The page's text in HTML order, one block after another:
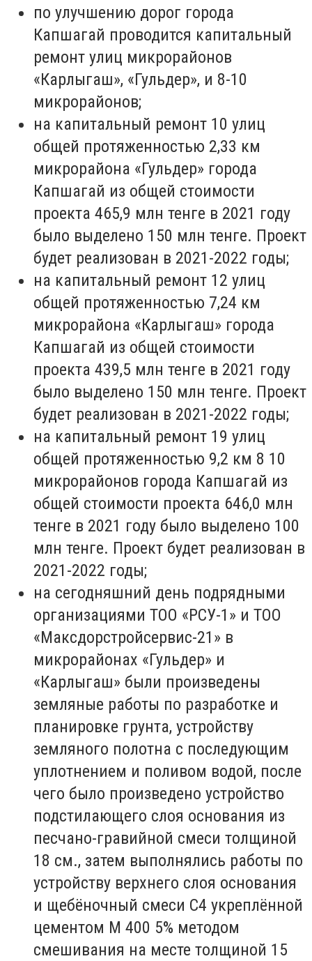
по улучшению дорог города
Капшагай проводится капитальный
ремонт улиц микрорайонов
«Карлыгаш», «Гульдер», и 8-10
микрорайонов;
на капитальный ремонт 10 улиц
общей протяженностью 2,33 км
микрорайона «Гульдер» города
Капшагай из общей стоимости
проекта 465,9 млн тенге в 2021 году
было выделено 150 млн тенге. Проект
будет реализован в 2021-2022 годы;
на капитальный ремонт 12 улиц
общей протяженностью 7,24 км
микрорайона «Карлыгаш» города
Капшагай из общей стоимости
проекта 439,5 млн тенге в 2021 году
было выделено 150 млн тенге. Проект
будет реализован в 2021-2022 годы;
на капитальный ремонт 19 улиц
общей протяженностью 9,2 км 8 10
микрорайонов города Капшагай из
общей стоимости проекта 646,0 млн
тенге в 2021 году было выделено 100
млн тенге. Проект будет реализован в
2021-2022 годы;
на сегодняшний день подрядными
организациями ТОО «РСУ-1» и ТОО
«Максдорстройсервис-21» в
микрорайонах «Гульдер» и
«Карлыгаш» были произведены
земляные работы по разработке и
планировке грунта, устройству
земляного полотна с последующим
уплотнением и поливом водой, после
чего было произведено устройство
подстилающего слоя основания из
песчано-гравийной смеси толщиной
18 см., затем выполнялись работы по
устройству верхнего слоя основания
и щебёночный смеси С4 укреплённой
цементом М 400 5% методом
смешивания на месте толщиной 15